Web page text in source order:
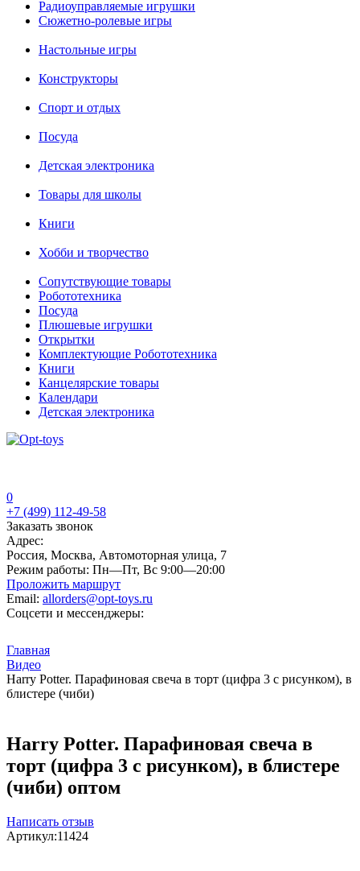
Радиоуправляемые игрушки
Сюжетно-ролевые игры
Настольные игры
Конструкторы
Спорт и отдых
Посуда
Детская электроника
Товары для школы
Книги
Хобби и творчество
Сопутствующие товары
Робототехника
Посуда
Плюшевые игрушки
Открытки
Комплектующие Робототехника
Книги
Канцелярские товары
Календари
Детская электроника
0
+7 (499) 112-49-58
Заказать звонок
Адрес:
Россия, Москва, Автомоторная улица, 7
Режим работы: Пн—Пт, Вс 9:00—20:00
Проложить маршрут
Email: allorders@opt-toys.ru
Соцсети и мессенджеры:
Главная
Видео
Harry Potter. Парафиновая свеча в торт (цифра 3 с рисунком), в
блистере (чиби)
Harry Potter. Парафиновая свеча в
торт (цифра 3 с рисунком), в блистере
(чиби) оптом
Написать отзыв
Артикул:11424